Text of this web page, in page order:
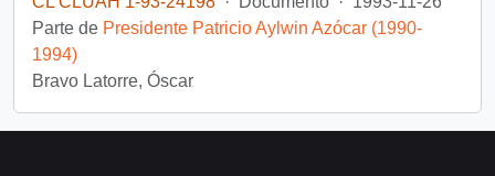
Parte de Presidente Patricio Aylwin Azócar (1990-
1994)
Bravo Latorre, Óscar